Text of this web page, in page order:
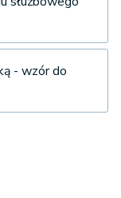
- wzór do